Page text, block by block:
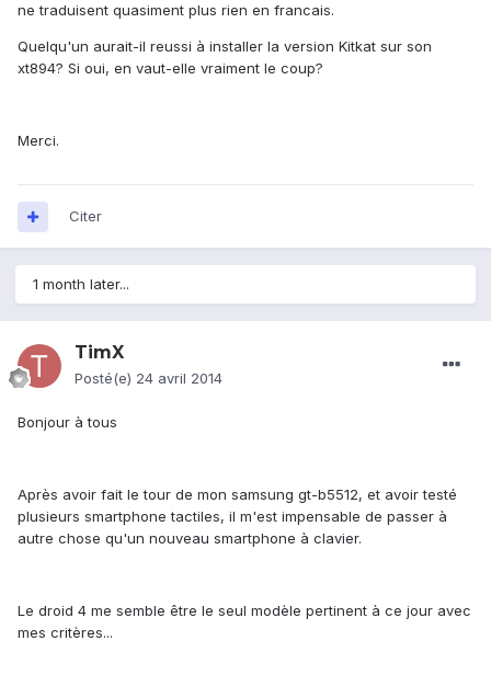
ne traduisent quasiment plus rien en francais.
Quelqu'un aurait-il reussi à installer la version Kitkat sur son
xt894? Si oui, en vaut-elle vraiment le coup?
Merci.
Citer
1 month later...
TimX
Posté(e) 24 avril 2014
Bonjour à tous
Après avoir fait le tour de mon samsung gt-b5512, et avoir testé
plusieurs smartphone tactiles, il m'est impensable de passer à
autre chose qu'un nouveau smartphone à clavier.
Le droid 4 me semble être le seul modèle pertinent à ce jour avec
mes critères...